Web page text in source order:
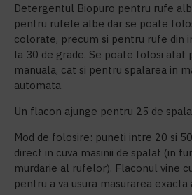
Detergentul Biopuro pentru rufe
pentru rufele albe dar se poate
colorate, precum si pentru rufe din
la 30 de grade. Se poate folosi atat
manuala, cat si pentru spalarea in
automata.
Un flacon ajunge pentru 25 de
Mod de folosire: puneti intre 20 si
direct in cuva masinii de spalat (in
murdarie al rufelor). Flaconul vine
pentru a va usura masurarea exacta